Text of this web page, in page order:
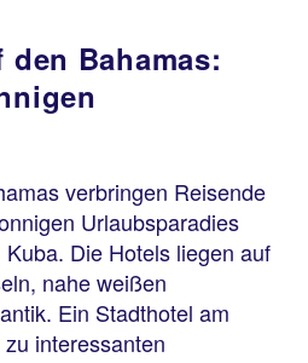
Bahamas:
verbringen Reisende
Urlaubsparadies
Die Hotels liegen auf
nahe weißen
Ein Stadthotel am
interessanten